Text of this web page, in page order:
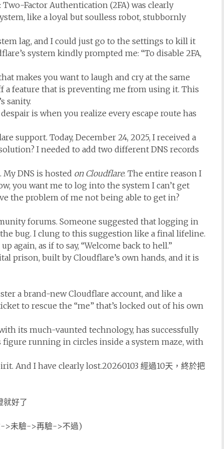
Factor Authentication (2FA) was clearly
like a loyal but soulless robot, stubbornly
lag, and I could just go to the settings to kill it
system kindly prompted me: “To disable 2FA,
makes you want to laugh and cry at the same
a feature that is preventing me from using it. This
sanity.
is when you realize every escape route has
support. Today, December 24, 2025, I received a
I needed to add two different DNS records
DNS is hosted on Cloudflare. The entire reason I
you want me to log into the system I can’t get
the problem of me not being able to get in?
forums. Someone suggested that logging in
bug. I clung to this suggestion like a final lifeline.
again, as if to say, “Welcome back to hell.”
prison, built by Cloudflare’s own hands, and it is
a brand-new Cloudflare account, and like a
to rescue the “me” that’s locked out of his own
its much-vaunted technology, has successfully
running in circles inside a system maze, with
And I have clearly lost.20260103 經過10天，終於把
就好了
->未驗->再驗->不過)